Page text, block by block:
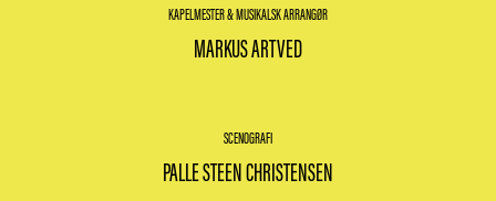
KAPELMESTER & MUSIKALSK ARRANGØR
MARKUS ARTVED
SCENOGRAFI
PALLE STEEN CHRISTENSEN